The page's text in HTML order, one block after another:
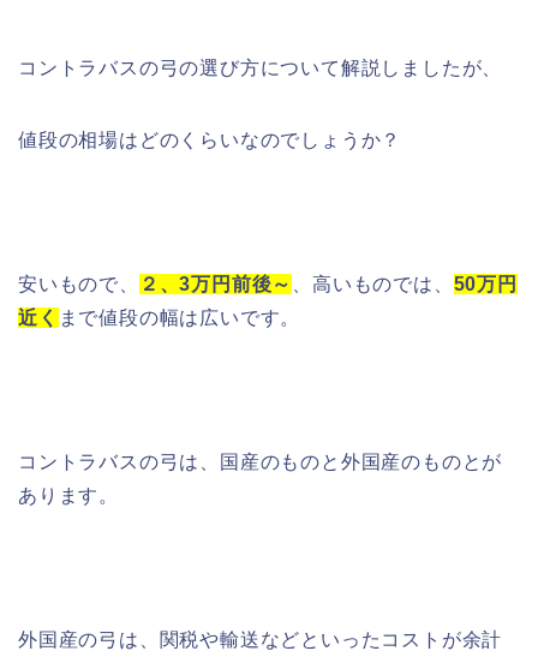
コントラバスの弓の選び方について解説しましたが、
値段の相場はどのくらいなのでしょうか？
安いもので、 ２、3万 円前後～ 、高いものでは、 50万円
近く まで値段の幅は広いです。
コントラバスの弓は、国産のものと外国産のものとが
あります。
外国産の弓は、関税や輸送などといったコストが余計